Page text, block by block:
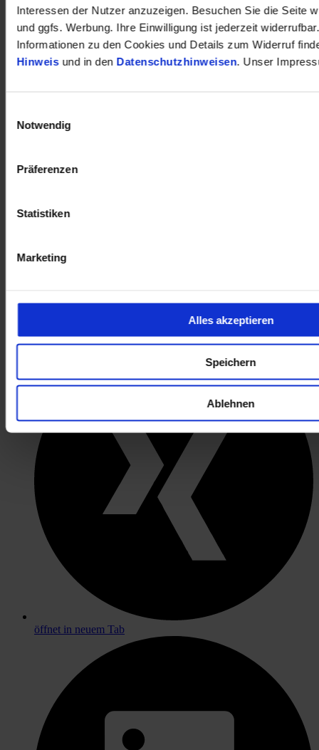
Interessen der Nutzer anzuzeigen. Besuchen Sie die Seite
und ggfs. Werbung. Ihre Einwilligung ist jederzeit
Informationen zu den Cookies und Details zum Widerruf
Hinweisund in den Datenschutzhinweisen. Unser
Notwendig
Präferenzen
Statistiken
Marketing
Alles akzeptieren
Speichern
Ablehnen
öffnet in neuem Tab
öffnet in neuem Tab
öffnet in neuem Tab